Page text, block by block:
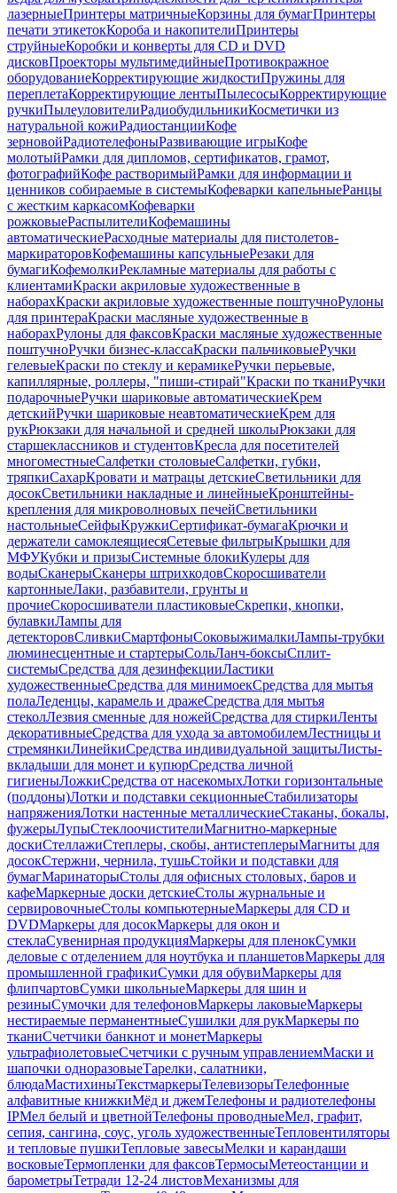
лазерныеПринтеры матричныеКорзины для бумагПринтеры
печати этикетокКороба и накопителиПринтеры
струйныеКоробки и конверты для CD и DVD
дисковПроекторы мультимедийныеПротивокражное
оборудованиеКорректирующие жидкостиПружины для
переплетаКорректирующие лентыПылесосыКорректирующие
ручкиПылеуловителиРадиобудильникиКосметички из
натуральной кожиРадиостанцииКофе
зерновойРадиотелефоныРазвивающие игрыКофе
молотыйРамки для дипломов, сертификатов, грамот,
фотографийКофе растворимыйРамки для информации и
ценников собираемые в системыКофеварки капельныеРанцы
с жестким каркасомКофеварки
рожковыеРаспылителиКофемашины
автоматическиеРасходные материалы для пистолетов-
маркираторовКофемашины капсульныеРезаки для
бумагиКофемолкиРекламные материалы для работы с
клиентамиКраски акриловые художественные в
наборахКраски акриловые художественные поштучноРулоны
для принтераКраски масляные художественные в
наборахРулоны для факсовКраски масляные художественные
поштучноРучки бизнес-классаКраски пальчиковыеРучки
гелевыеКраски по стеклу и керамикеРучки перьевые,
капиллярные, роллеры, "пиши-стирай"Краски по тканиРучки
подарочныеРучки шариковые автоматическиеКрем
детскийРучки шариковые неавтоматическиеКрем для
рукРюкзаки для начальной и средней школыРюкзаки для
старшеклассников и студентовКресла для посетителей
многоместныеСалфетки столовыеСалфетки, губки,
тряпкиСахарКровати и матрацы детскиеСветильники для
досокСветильники накладные и линейныеКронштейны-
крепления для микроволновых печейСветильники
настольныеСейфыКружкиСертификат-бумагаКрючки и
держатели самоклеящиесяСетевые фильтрыКрышки для
МФУКубки и призыСистемные блокиКулеры для
водыСканерыСканеры штрихкодовСкоросшиватели
картонныеЛаки, разбавители, грунты и
прочиеСкоросшиватели пластиковыеСкрепки, кнопки,
булавкиЛампы для
детекторовСливкиСмартфоныСоковыжималкиЛампы-трубки
люминесцентные и стартерыСольЛанч-боксыСплит-
системыСредства для дезинфекцииЛастики
художественныеСредства для минимоекСредства для мытья
полаЛеденцы, карамель и дражеСредства для мытья
стеколЛезвия сменные для ножейСредства для стиркиЛенты
декоративныеСредства для ухода за автомобилемЛестницы и
стремянкиЛинейкиСредства индивидуальной защитыЛисты-
вкладыши для монет и купюрСредства личной
гигиеныЛожкиСредства от насекомыхЛотки горизонтальные
(поддоны)Лотки и подставки секционныеСтабилизаторы
напряженияЛотки настенные металлическиеСтаканы, бокалы,
фужерыЛупыСтеклоочистителиМагнитно-маркерные
доскиСтеллажиСтеплеры, скобы, антистеплерыМагниты для
досокСтержни, чернила, тушьСтойки и подставки для
бумагМаринаторыСтолы для офисных столовых, баров и
кафеМаркерные доски детскиеСтолы журнальные и
сервировочныеСтолы компьютерныеМаркеры для CD и
DVDМаркеры для досокМаркеры для окон и
стеклаСувенирная продукцияМаркеры для пленокСумки
деловые с отделением для ноутбука и планшетовМаркеры для
промышленной графикиСумки для обувиМаркеры для
флипчартовСумки школьныеМаркеры для шин и
резиныСумочки для телефоновМаркеры лаковыеМаркеры
нестираемые перманентныеСушилки для рукМаркеры по
тканиСчетчики банкнот и монетМаркеры
ультрафиолетовыеСчетчики с ручным управлениемМаски и
шапочки одноразовыеТарелки, салатники,
блюдаМастихиныТекстмаркерыТелевизорыТелефонные
алфавитные книжкиМёд и джемТелефоны и радиотелефоны
IPМел белый и цветнойТелефоны проводныеМел, графит,
сепия, сангина, соус, уголь художественныеТепловентиляторы
и тепловые пушкиТепловые завесыМелки и карандаши
восковыеТермопленки для факсовТермосыМетеостанции и
барометрыТетради 12-24 листовМеханизмы для